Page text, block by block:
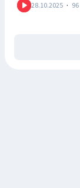
28.10.2025 · 96